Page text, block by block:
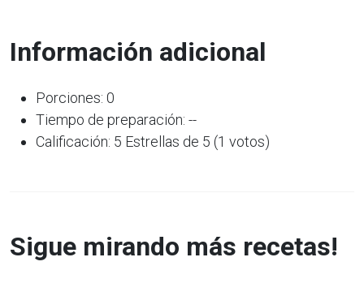
Información adicional
Porciones: 0
Tiempo de preparación: --
Calificación: 5 Estrellas de 5 (1 votos)
Sigue mirando más recetas!